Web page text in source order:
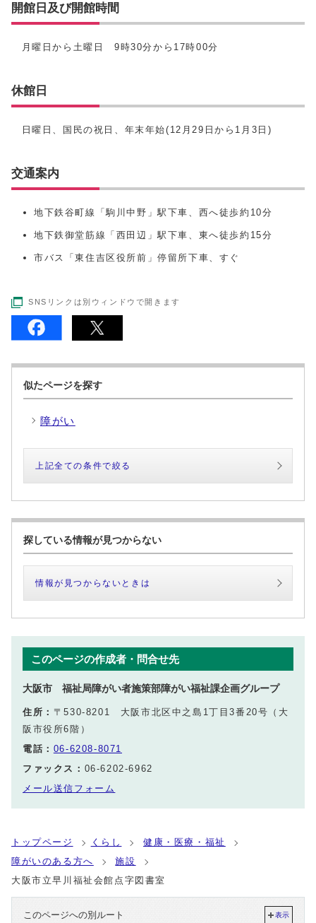
開館日及び開館時間
月曜日から土曜日 9時30分から17時00分
休館日
日曜日、国民の祝日、年末年始(12月29日から1月3日)
交通案内
地下鉄谷町線「駒川中野」駅下車、西へ徒歩約10分
地下鉄御堂筋線「西田辺」駅下車、東へ徒歩約15分
市バス「東住吉区役所前」停留所下車、すぐ
SNSリンクは別ウィンドウで開きます
似たページを探す
障がい
上記全ての条件で絞る
探している情報が見つからない
情報が見つからないときは
このページの作成者・問合せ先
大阪市 福祉局障がい者施策部障がい福祉課企画グループ
住所： 〒530-8201 大阪市北区中之島1丁目3番20号（大
阪市役所6階）
電話： 06-6208-8071
ファックス： 06-6202-6962
メール送信フォーム
トップページ くらし
健康・医療・福祉
障がいのある方へ
施設
大阪市立早川福祉会館点字図書室
このページへの別ルート 表示